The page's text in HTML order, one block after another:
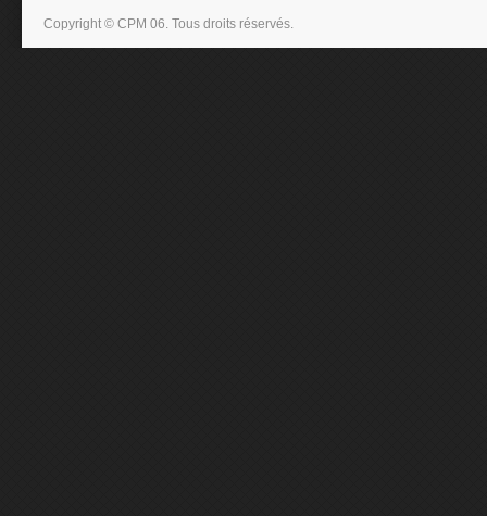
Copyright © CPM 06. Tous droits réservés.